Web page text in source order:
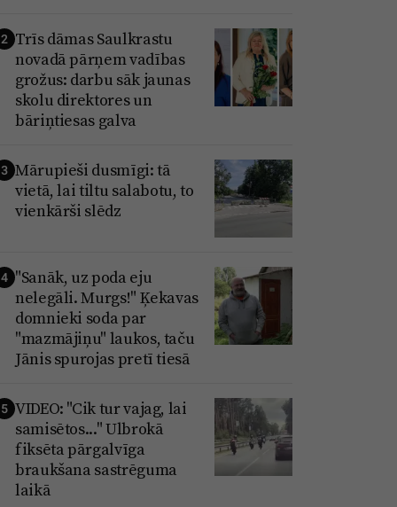
2 Trīs dāmas Saulkrastu
novadā pārņem vadības
grožus: darbu sāk jaunas
skolu direktores un
bāriņtiesas galva
3 Mārupieši dusmīgi: tā
vietā, lai tiltu salabotu, to
vienkārši slēdz
4 "Sanāk, uz poda eju
nelegāli. Murgs!" Ķekavas
domnieki soda par
"mazmājiņu" laukos, taču
Jānis spurojas pretī tiesā
5 VIDEO: "Cik tur vajag, lai
samisētos..." Ulbrokā
fiksēta pārgalvīga
braukšana sastrēguma
laikā